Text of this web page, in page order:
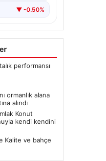
▼ -0.50%
performansı
ormanlık alana
alındı
Konut
kendi kendini
Kalite ve bahçe